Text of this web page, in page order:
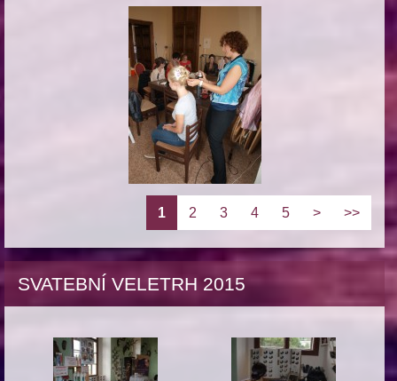
1 2 3 4 5 > >>
SVATEBNÍ VELETRH 2015